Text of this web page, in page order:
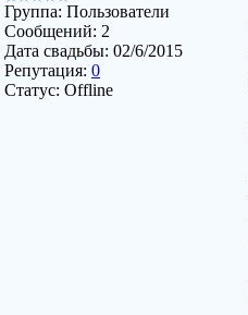
Группа: Пользователи
Сообщений: 2
Дата свадьбы: 02/6/2015
Репутация: 0
Статус: Offline